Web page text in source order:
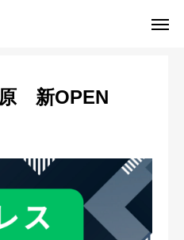
新OPEN
お問合せ